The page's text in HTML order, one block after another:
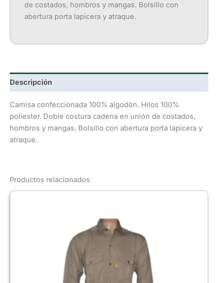
de costados, hombros y mangas. Bolsillo con
abertura porta lapicera y atraque.
Descripción
Camisa confeccionada 100% algodón. Hilos 100%
poliester. Doble costura cadena en unión de costados,
hombros y mangas. Bolsillo con abertura porta lapicera y
atraque.
Productos relacionados